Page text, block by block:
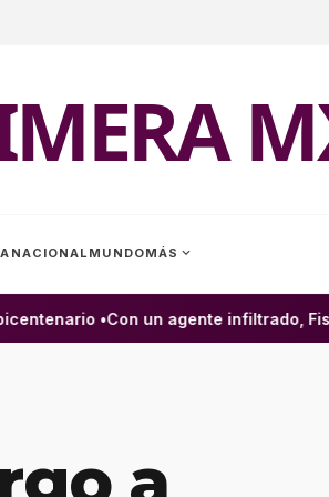
NACIONAL MUNDOMÁS expand_more
•Con un agente infiltrado,